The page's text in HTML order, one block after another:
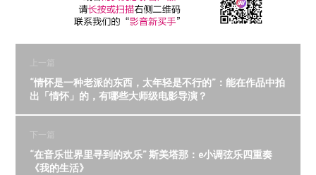
上一篇
“情怀是一种老派的东西，太年轻是不行的”：能在作品中拍
出「情怀」的，有哪些大师级电影导演？
下一篇
“在音乐世界里寻到的欢乐” 斯美塔那：e小调弦乐四重奏
《我的生活》